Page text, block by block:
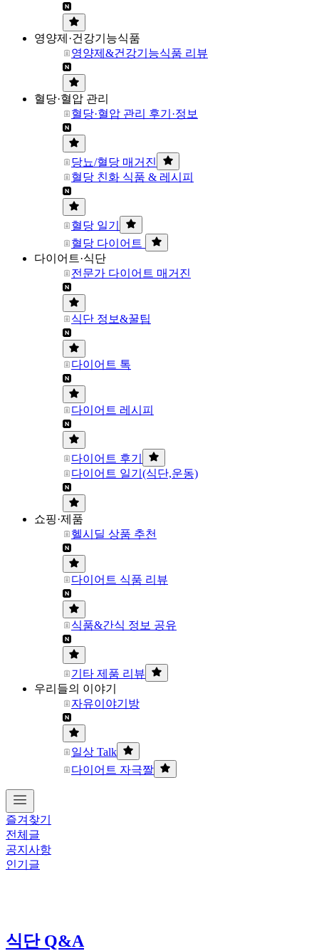
영양제·건강기능식품
영양제&건강기능식품 리뷰
혈당·혈압 관리
혈당·혈압 관리 후기·정보
당뇨/혈당 매거진
혈당 친화 식품 & 레시피
혈당 일기
혈당 다이어트
다이어트·식단
전문가 다이어트 매거진
식단 정보&꿀팁
다이어트 톡
다이어트 레시피
다이어트 후기
다이어트 일기(식단,운동)
쇼핑·제품
헬시딜 상품 추천
다이어트 식품 리뷰
식품&간식 정보 공유
기타 제품 리뷰
우리들의 이야기
자유이야기방
일상 Talk
다이어트 자극짤
즐겨찾기
전체글
공지사항
인기글
식단 Q&A